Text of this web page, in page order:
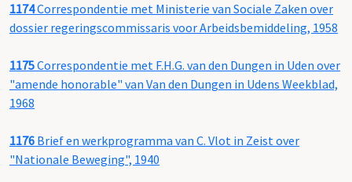
1174Correspondentie met Ministerie van Sociale Zaken over
dossier regeringscommissaris voor Arbeidsbemiddeling, 1958
1175Correspondentie met F.H.G. van den Dungen in Uden over
"amende honorable" van Van den Dungen in Udens Weekblad,
1968
1176 Brief en werkprogramma van C. Vlot in Zeist over
"Nationale Beweging", 1940